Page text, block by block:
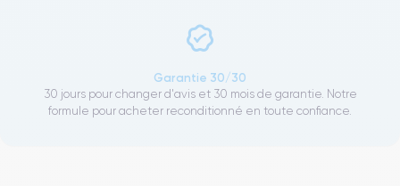
Garantie 30/30
30 jours pour changer d'avis et 30 mois de garantie. Notre
formule pour acheter reconditionné en toute confiance.